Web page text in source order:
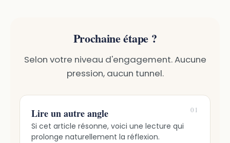
Prochaine étape ?
Selon votre niveau d'engagement. Aucune
pression, aucun tunnel.
01
Lire un autre angle
Si cet article résonne, voici une lecture qui
prolonge naturellement la réflexion.